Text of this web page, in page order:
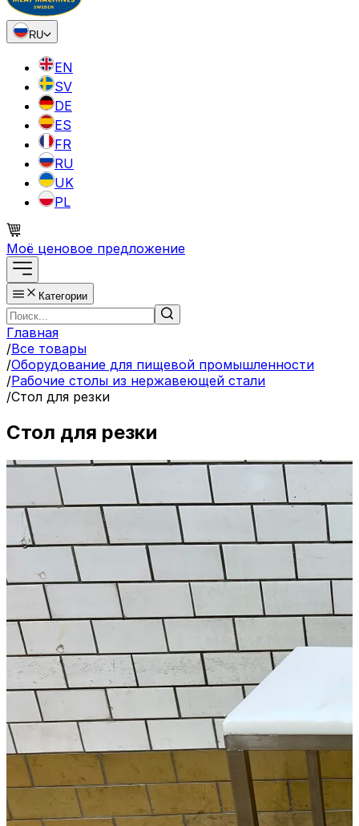
RU
EN
SV
DE
ES
FR
RU
UK
PL
Моё ценовое предложение
Категории
Главная
/Все товары
/Оборудование для пищевой промышленности
/Рабочие столы из нержавеющей стали
/Стол для резки
Стол для резки